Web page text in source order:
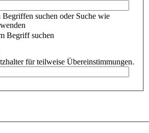
Begriffen suchen oder Suche wie
Begriff suchen
für teilweise Übereinstimmungen.